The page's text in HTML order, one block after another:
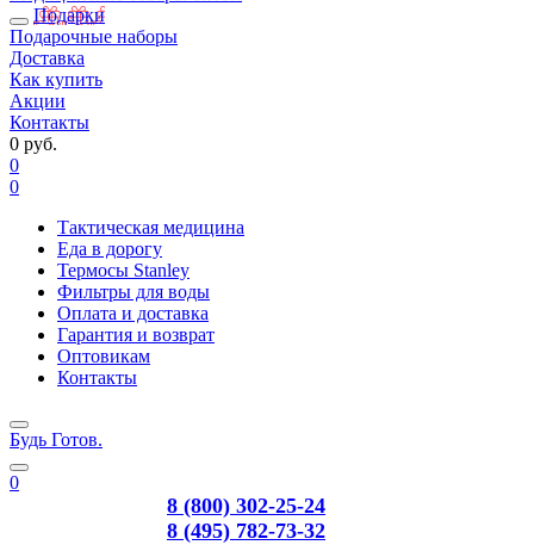
Подарки
Подарочные наборы
Доставка
Как купить
Акции
Контакты
0 руб.
0
0
Тактическая медицина
Еда в дорогу
Термосы Stanley
Фильтры для воды
Оплата и доставка
Гарантия и возврат
Оптовикам
Контакты
Будь Готов.
0
8 (800) 302-25-24
8 (495) 782-73-32